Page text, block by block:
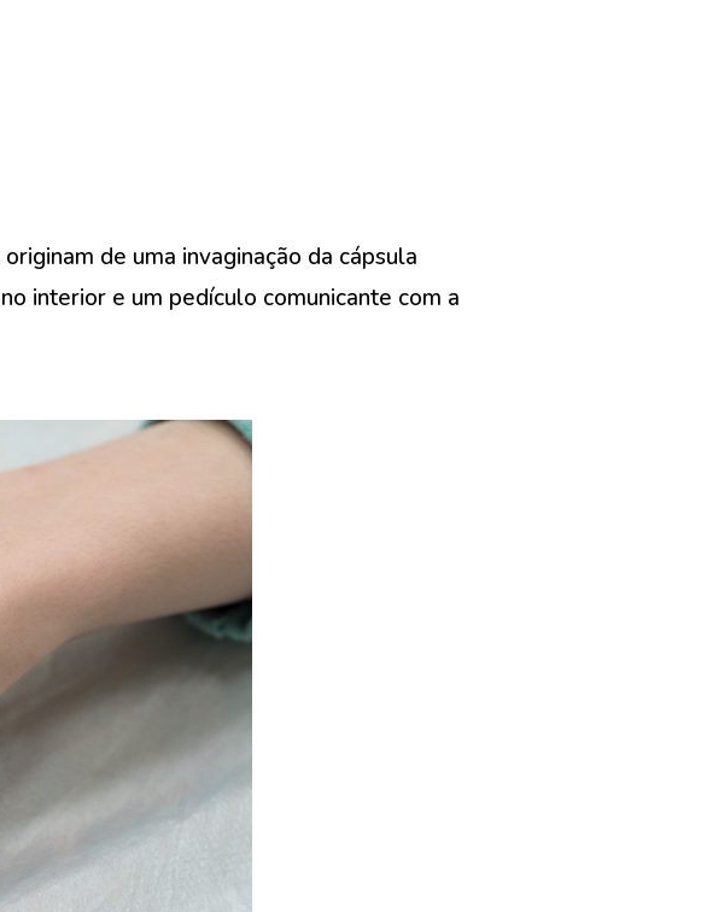
de uma invaginação da cápsula
interior e um pedículo comunicante com a